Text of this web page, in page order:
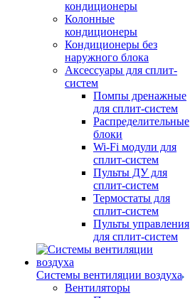
кондиционеры
Колонные
кондиционеры
Кондиционеры без
наружного блока
Аксессуары для сплит-
систем
Помпы дренажные
для сплит-систем
Распределительные
блоки
Wi-Fi модули для
сплит-систем
Пульты ДУ для
сплит-систем
Термостаты для
сплит-систем
Пульты управления
для сплит-систем
Системы вентиляции воздуха
Вентиляторы